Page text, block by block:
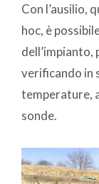
Con l’ausilio,
hoc, è
dell’impianto,
verificando in
temperature,
sonde.